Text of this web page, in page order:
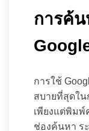
การค้
การใช้
สบายที่สุดใ
เพียงแต่พิมพ์
ช่องค้นหา ร